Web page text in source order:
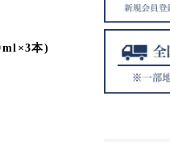
本)